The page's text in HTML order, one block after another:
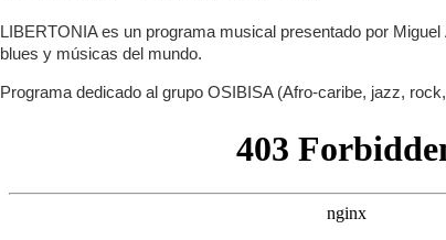
LIBERTONIA es un programa musical presentado por
blues y músicas del mundo.
Programa dedicado al grupo OSIBISA (Afro-caribe, jazz,